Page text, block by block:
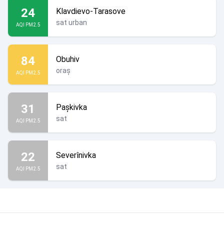
24
AQI PM2.5
Klavdievo-Tarasove
sat urban
84
AQI PM2.5
Obuhiv
oraș
31
AQI PM2.5
Pașkivka
sat
22
AQI PM2.5
Severînivka
sat